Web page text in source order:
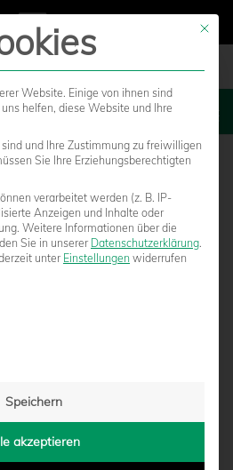
MENU
WIRD BESTRAFT: 2:3-
|16.12.2023 - 19:36
Mit
Website. Einige von ihnen sind
helfen, diese Website und Ihre
und Ihre Zustimmung zu freiwilligen
Sie Ihre Erziehungsberechtigten
verarbeitet werden (z. B. IP-
Anzeigen und Inhalte oder
Weitere Informationen über die
Sie in unserer Datenschutzerklärung.
unter Einstellungen widerrufen
Gruppen, für die eine
Speichern
akzeptieren